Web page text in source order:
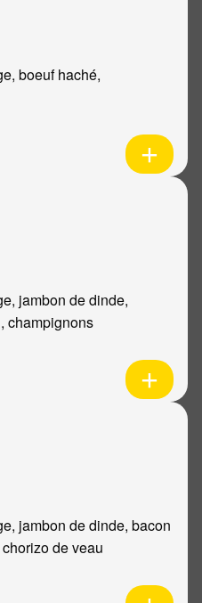
boeuf haché,
jambon de dinde,
champignons
jambon de dinde, bacon
de veau